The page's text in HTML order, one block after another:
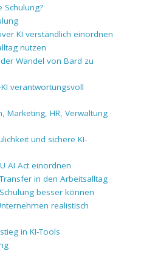
Schulung?
KI verständlich einordnen
nutzen
Wandel von Bard zu
verantwortungsvoll
Marketing, HR, Verwaltung
und sichere KI-
AI Act einordnen
in den Arbeitsalltag
besser können
realistisch
in KI-Tools